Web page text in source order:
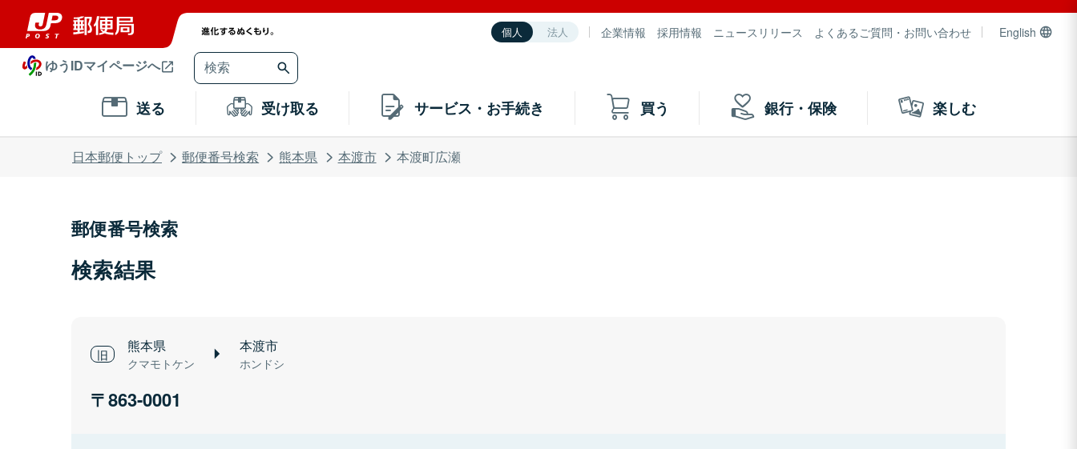
個人 法人 企業情報 採用情報 ニュースリリース よくあるご質問・お問い合わせ English
ゆうIDマイページへ
送る 受け取る サービス・お手続き 買う 銀行・保険 楽しむ
日本郵便トップ 郵便番号検索 熊本県 本渡市 本渡町広瀬
郵便番号検索
検索結果
熊本県
クマモトケン
本渡市
ホンドシ
863-0001